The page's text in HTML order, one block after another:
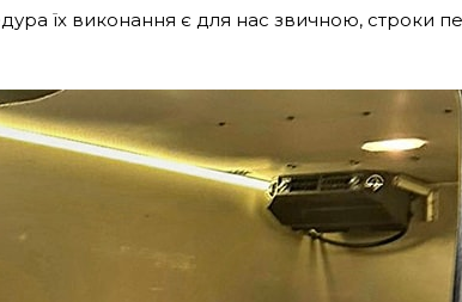
їх виконання є для нас звичною, строки